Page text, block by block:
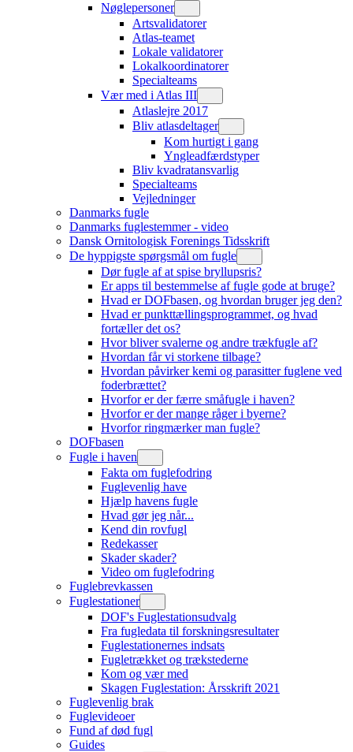
Nøglepersoner
Artsvalidatorer
Atlas-teamet
Lokale validatorer
Lokalkoordinatorer
Specialteams
Vær med i Atlas III
Atlaslejre 2017
Bliv atlasdeltager
Kom hurtigt i gang
Yngleadfærdstyper
Bliv kvadratansvarlig
Specialteams
Vejledninger
Danmarks fugle
Danmarks fuglestemmer - video
Dansk Ornitologisk Forenings Tidsskrift
De hyppigste spørgsmål om fugle
Dør fugle af at spise bryllupsris?
Er apps til bestemmelse af fugle gode at bruge?
Hvad er DOFbasen, og hvordan bruger jeg den?
Hvad er punkttællingsprogrammet, og hvad
fortæller det os?
Hvor bliver svalerne og andre trækfugle af?
Hvordan får vi storkene tilbage?
Hvordan påvirker kemi og parasitter fuglene ved
foderbrættet?
Hvorfor er der færre småfugle i haven?
Hvorfor er der mange råger i byerne?
Hvorfor ringmærker man fugle?
DOFbasen
Fugle i haven
Fakta om fuglefodring
Fuglevenlig have
Hjælp havens fugle
Hvad gør jeg når...
Kend din rovfugl
Redekasser
Skader skader?
Video om fuglefodring
Fuglebrevkassen
Fuglestationer
DOF's Fuglestationsudvalg
Fra fugledata til forskningsresultater
Fuglestationernes indsats
Fugletrækket og trækstederne
Kom og vær med
Skagen Fuglestation: Årsskrift 2021
Fuglevenlig brak
Fuglevideoer
Fund af død fugl
Guides